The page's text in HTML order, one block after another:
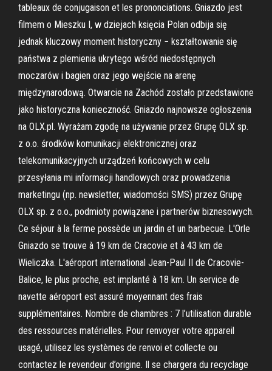
tableaux de conjugaison et les prononciations. Gniazdo jest
filmem o Mieszku I, w dziejach księcia Polan odbija się
jednak kluczowy moment historyczny − kształtowanie się
państwa z plemienia ukrytego wśród niedostępnych
moczarów i bagien oraz jego wejście na arenę
międzynarodową. Otwarcie na Zachód zostało przedstawione
jako historyczna konieczność. Gniazdo najnowsze ogłoszenia
na OLX.pl. Wyrażam zgodę na używanie przez Grupę OLX sp.
z o.o. środków komunikacji elektronicznej oraz
telekomunikacyjnych urządzeń końcowych w celu
przesyłania mi informacji handlowych oraz prowadzenia
marketingu (np. newsletter, wiadomości SMS) przez Grupę
OLX sp. z o.o., podmioty powiązane i partnerów biznesowych.
Ce séjour à la ferme possède un jardin et un barbecue. L'Orle
Gniazdo se trouve à 19 km de Cracovie et à 43 km de
Wieliczka. L'aéroport international Jean-Paul II de Cracovie-
Balice, le plus proche, est implanté à 18 km. Un service de
navette aéroport est assuré moyennant des frais
supplémentaires. Nombre de chambres : 7 l’utilisation durable
des ressources matérielles. Pour renvoyer votre appareil
usagé, utilisez les systèmes de renvoi et collecte ou
contactez le revendeur d’origine. Il se chargera du recyclage